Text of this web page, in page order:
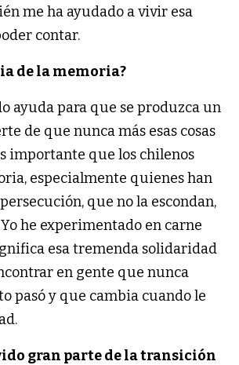
me ha ayudado a vivir esa
contar.
de la memoria?
ayuda para que se produzca un
de que nunca más esas cosas
importante que los chilenos
especialmente quienes han
que no la escondan,
he experimentado en carne
esa tremenda solidaridad
en gente que nunca
pasó y que cambia cuando le
gran parte de la transición